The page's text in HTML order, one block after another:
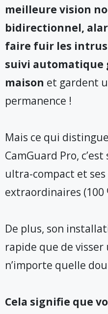
meilleure vision
bidirectionnel,
faire fuir les
suivi automatique
maison et gardent
permanence !
Mais ce qui
CamGuard Pro,
ultra-compact et
extraordinaires (100
De plus, son
rapide que de
n’importe quelle
Cela signifie que